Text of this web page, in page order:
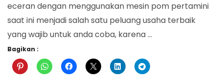
eceran dengan menggunakan mesin pom pertamini
saat ini menjadi salah satu peluang usaha terbaik
yang wajib untuk anda coba, karena …
Bagikan :